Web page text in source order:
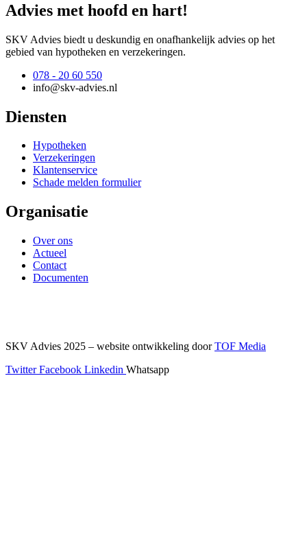
Advies met hoofd en hart!
SKV Advies biedt u deskundig en onafhankelijk advies op het
gebied van hypotheken en verzekeringen.
078 - 20 60 550
info@skv-advies.nl
Diensten
Hypotheken
Verzekeringen
Klantenservice
Schade melden formulier
Organisatie
Over ons
Actueel
Contact
Documenten
SKV Advies 2025 – website ontwikkeling doorTOF Media
Twitter Facebook Linkedin Whatsapp